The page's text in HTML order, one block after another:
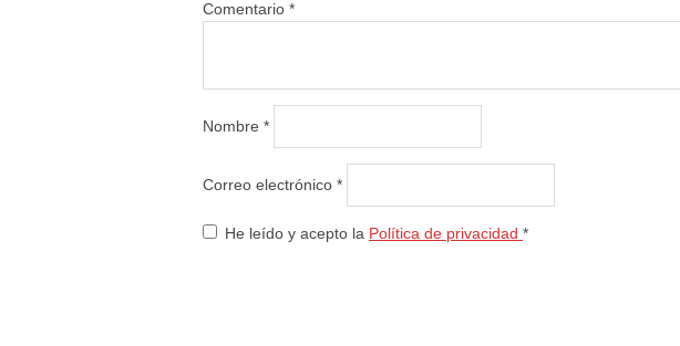
Comentario *
Nombre *
Correo electrónico *
He leído y acepto la Política de privacidad *